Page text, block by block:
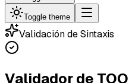
Toggle theme
Validación de Sintaxis
Validador de